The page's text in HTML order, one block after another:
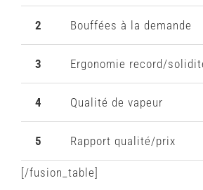
2 Bouffées à la demande
3 Ergonomie record/
4 Qualité de vapeur
5 Rapport qualité/prix
[/fusion_table]